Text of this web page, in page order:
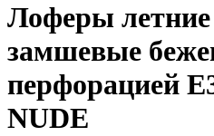
Лоферы
замшевые
перфорацией
NUDE